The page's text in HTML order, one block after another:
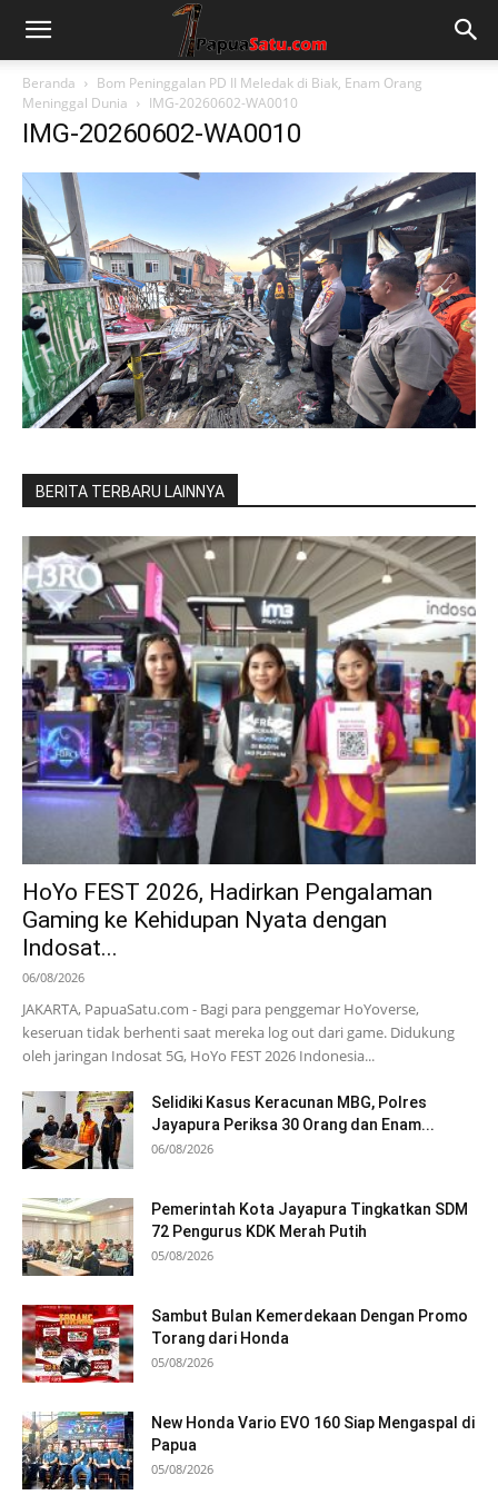
Beranda
Bom Peninggalan PD II Meledak di Biak, Enam Orang
Meninggal Dunia
IMG-20260602-WA0010
IMG-20260602-WA0010
BERITA TERBARU LAINNYA
HoYo FEST 2026, Hadirkan Pengalaman
Gaming ke Kehidupan Nyata dengan
Indosat...
06/08/2026
JAKARTA, PapuaSatu.com - Bagi para penggemar HoYoverse,
keseruan tidak berhenti saat mereka log out dari game. Didukung
oleh jaringan Indosat 5G, HoYo FEST 2026 Indonesia...
Selidiki Kasus Keracunan MBG, Polres
Jayapura Periksa 30 Orang dan Enam...
06/08/2026
Pemerintah Kota Jayapura Tingkatkan SDM
72 Pengurus KDK Merah Putih
05/08/2026
Sambut Bulan Kemerdekaan Dengan Promo
Torang dari Honda
05/08/2026
New Honda Vario EVO 160 Siap Mengaspal di
Papua
05/08/2026